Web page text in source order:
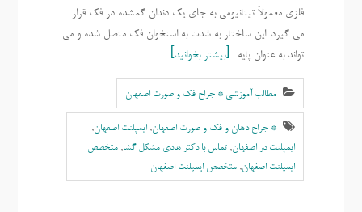
فلزی معمولاً تیتانیومی به جای یک دندان گمشده در فک قرار
می گیرد. این ساختار به شدت به استخوان فک متصل شده و می
تواند به عنوان پایه
بیشتر بخوانید
مطالب آموزشی * جراح فک و صورت اصفهان
* جراح دهان و فک و صورت اصفهان, ايمپلنت اصفهان,
ایمپلنت در اصفهان, تماس با دکتر هادی مشکل گشا, متخصص
ايمپلنت اصفهان, متخصص ایمپلنت اصفهان